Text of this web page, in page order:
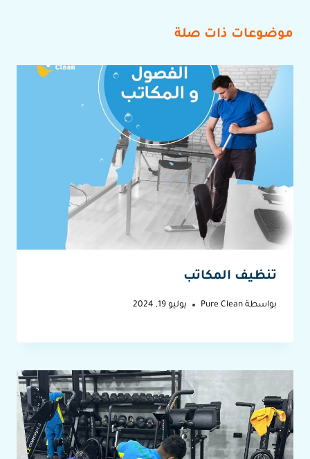
موضوعات ذات صلة
تنظيف المكاتب
بواسطة Pure Clean يوليو 19, 2024